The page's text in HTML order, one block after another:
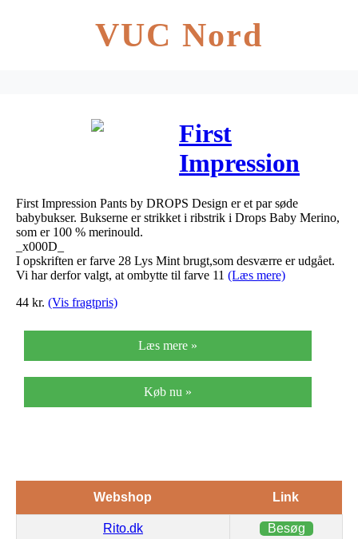
VUC Nord
First
Impression
Pants by
DROPS
Design – Baby
bukser
s
First Impression Pants by DROPS Design er et par søde
babybukser. Bukserne er strikket i ribstrik i Drops Baby Merino,
som er 100 % merinould.
_x000D_
I opskriften er farve 28 Lys Mint brugt,som desværre er udgået.
Vi har derfor valgt, at ombytte til farve 11 (Læs mere)
44 kr. (Vis fragtpris)
Læs mere »
Køb nu »
Webshop Link
Rito.dk Besøg